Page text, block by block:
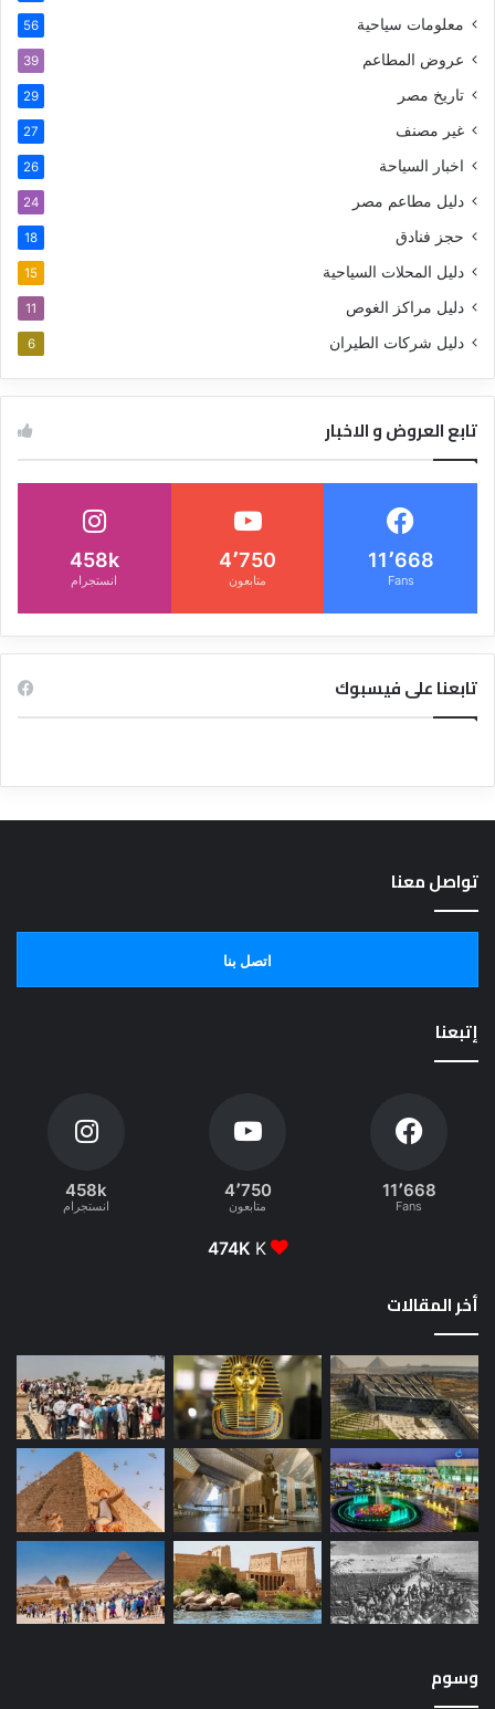
معلومات سياحية 56
عروض المطاعم 39
تاريخ مصر 29
غير مصنف 27
اخبار السياحة 26
دليل مطاعم مصر 24
حجز فنادق 18
دليل المحلات السياحية 15
دليل مراكز الغوص 11
دليل شركات الطيران 6
تابع العروض و الاخبار
11٬668
Fans
4٬750
متابعون
458k
انستجرام
تابعنا على فيسبوك
تواصل معنا
اتصل بنا
إتبعنا
11٬668
Fans
4٬750
متابعون
458k
انستجرام
474K K
أخر المقالات
وسوم